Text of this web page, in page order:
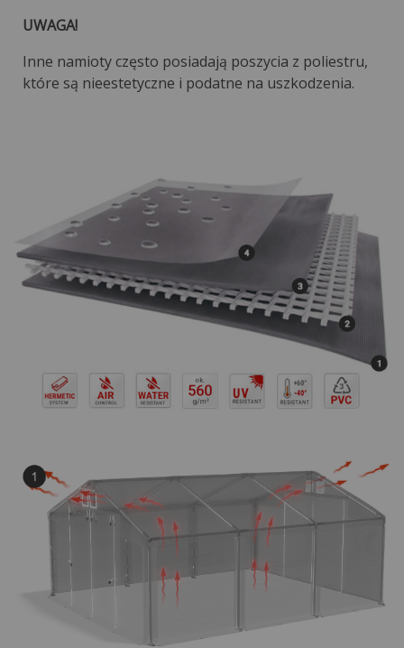
UWAGA!
Inne namioty często posiadają poszycia z poliestru,
które są nieestetyczne i podatne na uszkodzenia.